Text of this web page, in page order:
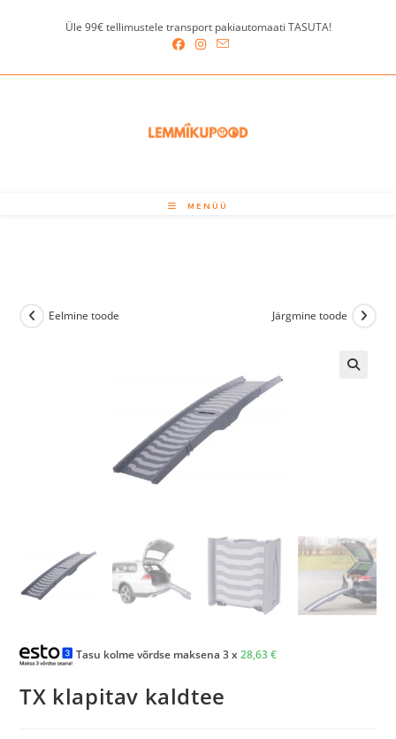
Üle 99€ tellimustele transport pakiautomaati TASUTA!
MENÜÜ
Eelmine toode Järgmine toode
Tasu kolme võrdse maksena 3 x28,63€
TX klapitav kaldtee